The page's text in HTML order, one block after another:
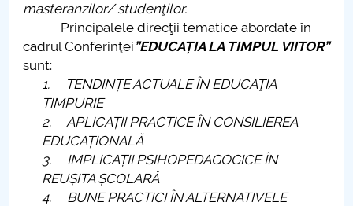
masteranzilor/ studenţilor.
Principalele direcţii tematice abordate în
cadrul Conferinţei ”EDUCAȚIA LA TIMPUL VIITOR”
sunt:
1.
TENDINȚE ACTUALE ÎN EDUCAŢIA
TIMPURIE
2.APLICAȚII PRACTICE ÎN CONSILIEREA
EDUCAȚIONALĂ
3. IMPLICAȚII PSIHOPEDAGOGICE ÎN
REUȘITA ȘCOLARĂ
4. BUNE PRACTICI ÎN ALTERNATIVELE